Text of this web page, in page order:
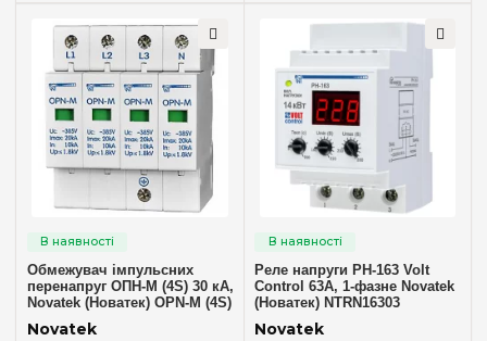
Обмежувач імпульсних
перенапруг ОПН-М (4S) 30 кА,
Novatek (Новатек) OPN-M (4S)
Novatek
Реле напруги РН-163 Volt
Control 63А, 1-фазне Novatek
(Новатек) NTRN16303
Novatek